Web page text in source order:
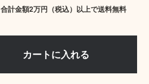
合計金額2万円（税込）以上で送料無料